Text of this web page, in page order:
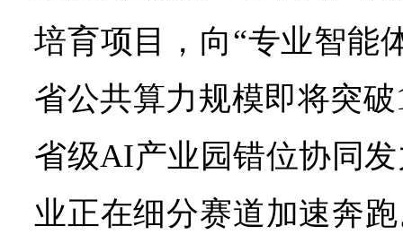
培育项目，向“专业智能
省公共算力规模即将突破
省级AI产业园错位协同
业正在细分赛道加速奔